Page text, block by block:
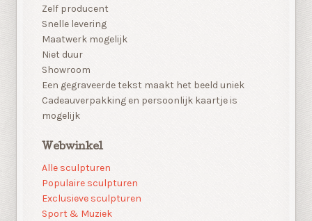
Zelf producent
Snelle levering
Maatwerk mogelijk
Niet duur
Showroom
Een gegraveerde tekst maakt het beeld uniek
Cadeauverpakking en persoonlijk kaartje is
mogelijk
Webwinkel
Alle sculpturen
Populaire sculpturen
Exclusieve sculpturen
Sport & Muziek